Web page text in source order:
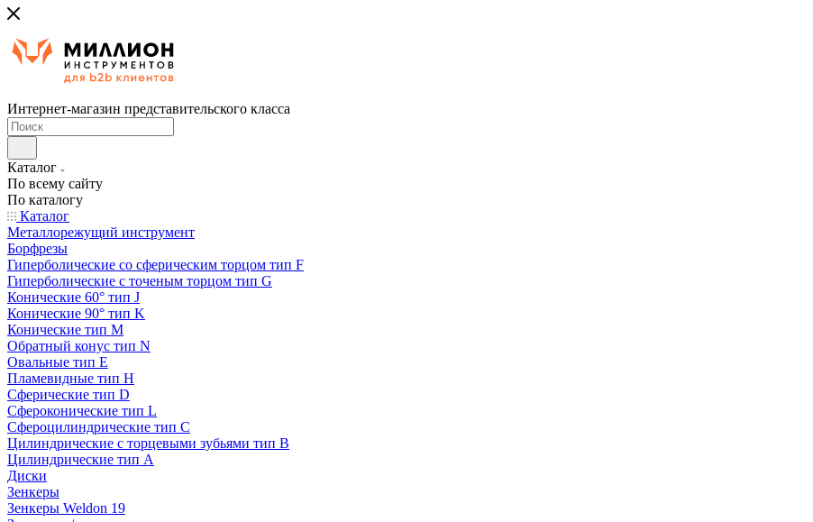
Интернет-магазин представительского класса
Каталог
По всему сайту
По каталогу
Каталог
Металлорежущий инструмент
Борфрезы
Гиперболические cо сферическим торцом тип F
Гиперболические с точеным торцом тип G
Конические 60° тип J
Конические 90° тип K
Конические тип M
Обратный конус тип N
Овальные тип E
Пламевидные тип H
Сферические тип D
Сфероконические тип L
Сфероцилиндрические тип C
Цилиндрические с торцевыми зубьями тип B
Цилиндрические тип А
Диски
Зенкеры
Зенкеры Weldon 19